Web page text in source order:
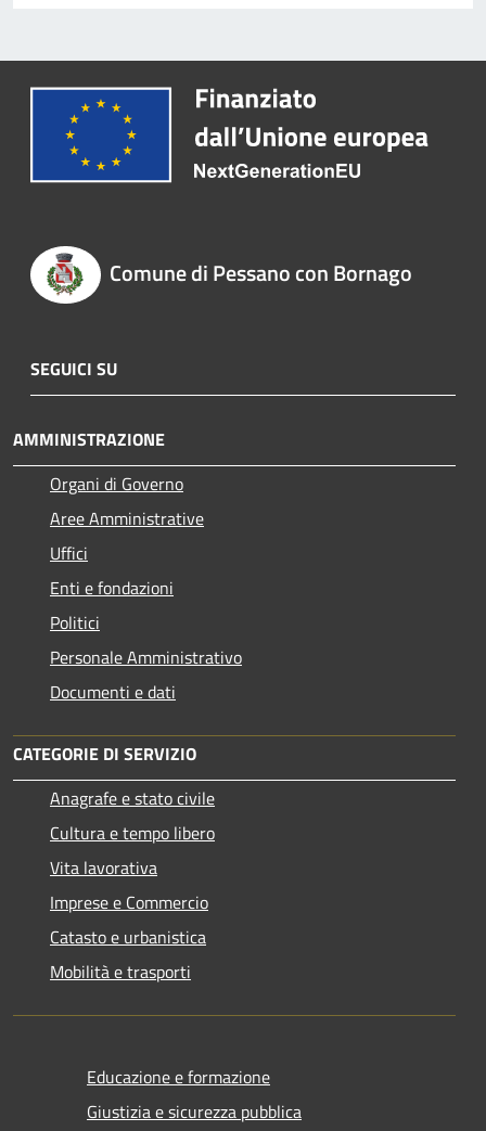
Comune di Pessano con Bornago
SEGUICI SU
AMMINISTRAZIONE
Organi di Governo
Aree Amministrative
Uffici
Enti e fondazioni
Politici
Personale Amministrativo
Documenti e dati
CATEGORIE DI SERVIZIO
Anagrafe e stato civile
Cultura e tempo libero
Vita lavorativa
Imprese e Commercio
Catasto e urbanistica
Mobilità e trasporti
Educazione e formazione
Giustizia e sicurezza pubblica